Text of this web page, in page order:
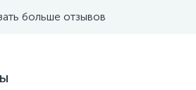
больше отзывов